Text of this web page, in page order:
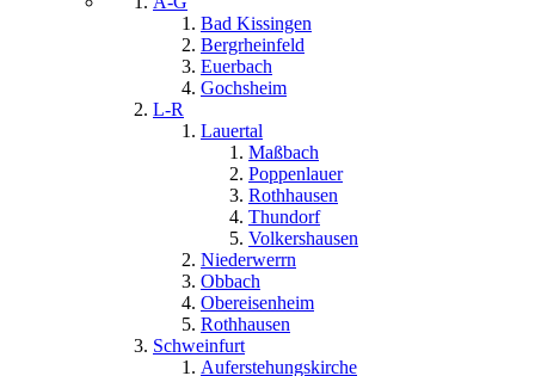
Bad Kissingen
Bergrheinfeld
Euerbach
Gochsheim
L-R
Lauertal
Maßbach
Poppenlauer
Rothhausen
Thundorf
Volkershausen
Niederwerrn
Obbach
Obereisenheim
Rothhausen
Schweinfurt
Auferstehungskirche